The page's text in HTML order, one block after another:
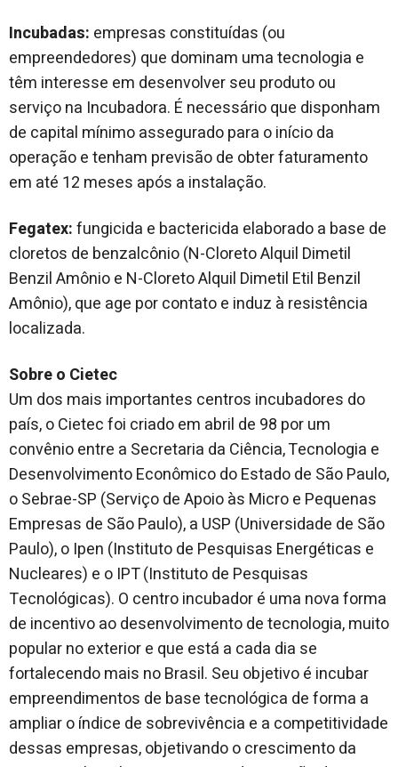
Incubadas: empresas constituídas (ou
empreendedores) que dominam uma tecnologia e
têm interesse em desenvolver seu produto ou
serviço na Incubadora. É necessário que disponham
de capital mínimo assegurado para o início da
operação e tenham previsão de obter faturamento
em até 12 meses após a instalação.
Fegatex:fungicida e bactericida elaborado a base de
cloretos de benzalcônio (N-Cloreto Alquil Dimetil
Benzil Amônio e N-Cloreto Alquil Dimetil Etil Benzil
Amônio), que age por contato e induz à resistência
localizada.
Sobre o Cietec
Um dos mais importantes centros incubadores do
país, o Cietec foi criado em abril de 98 por um
convênio entre a Secretaria da Ciência, Tecnologia e
Desenvolvimento Econômico do Estado de São Paulo,
o Sebrae-SP (Serviço de Apoio às Micro e Pequenas
Empresas de São Paulo), a USP (Universidade de São
Paulo), o Ipen (Instituto de Pesquisas Energéticas e
Nucleares) e o IPT (Instituto de Pesquisas
Tecnológicas). O centro incubador é uma nova forma
de incentivo ao desenvolvimento de tecnologia, muito
popular no exterior e que está a cada dia se
fortalecendo mais no Brasil. Seu objetivo é incubar
empreendimentos de base tecnológica de forma a
ampliar o índice de sobrevivência e a competitividade
dessas empresas, objetivando o crescimento da